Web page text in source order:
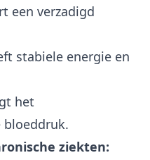
een verzadigd
stabiele energie en
het
bloeddruk.
ziekten: